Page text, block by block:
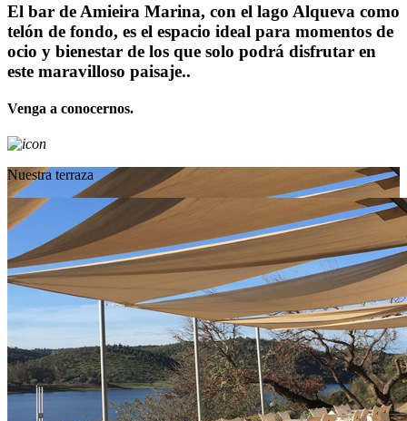
El bar de Amieira Marina, con el lago Alqueva como
telón de fondo, es el espacio ideal para momentos de
ocio y bienestar de los que solo podrá disfrutar en
este maravilloso paisaje..
Venga a conocernos.
Nuestra terraza